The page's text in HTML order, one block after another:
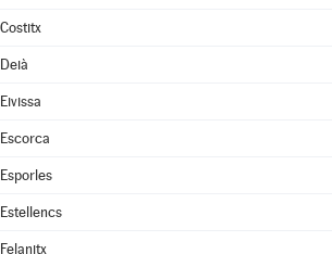
Costitx
Deià
Eivissa
Escorca
Esporles
Estellencs
Felanitx